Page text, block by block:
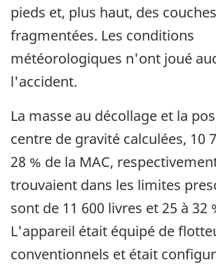
pieds et, plus haut, des
fragmentées. Les conditions
météorologiques n'ont joué
l'accident.
La masse au décollage et la
centre de gravité calculées, 10
28 % de la MAC,
trouvaient dans les limites
sont de 11 600 livres et 25 à 32
L'appareil était équipé de
conventionnels et était